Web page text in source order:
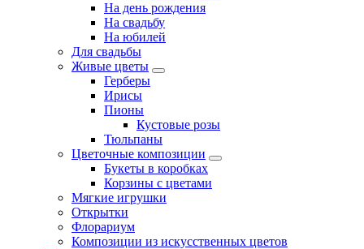
На день рождения
На свадьбу
На юбилей
Для свадьбы
Живые цветы
Герберы
Ирисы
Пионы
Кустовые розы
Тюльпаны
Цветочные композиции
Букеты в коробках
Корзины с цветами
Мягкие игрушки
Открытки
Флорариум
Композиции из искусственных цветов